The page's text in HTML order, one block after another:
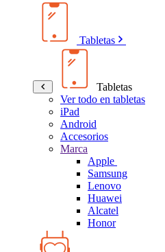
Tabletas
Tabletas
Ver todo en tabletas
iPad
Android
Accesorios
Marca
Apple
Samsung
Lenovo
Huawei
Alcatel
Honor